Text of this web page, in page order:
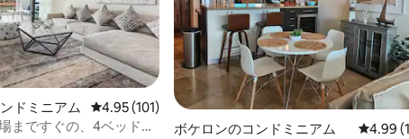
の平均評価
ドミニアム レビュー101件、5つ星中4.95つ星の平均評価
4.95 (101)
まですぐの、4ベッドル
ボケロンのコンドミニアム レビュ
4.99